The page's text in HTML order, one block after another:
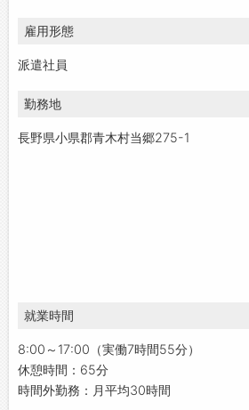
雇用形態
派遣社員
勤務地
長野県小県郡青木村当郷275-1
就業時間
8:00～17:00（実働7時間55分）
休憩時間：65分
時間外勤務：月平均30時間